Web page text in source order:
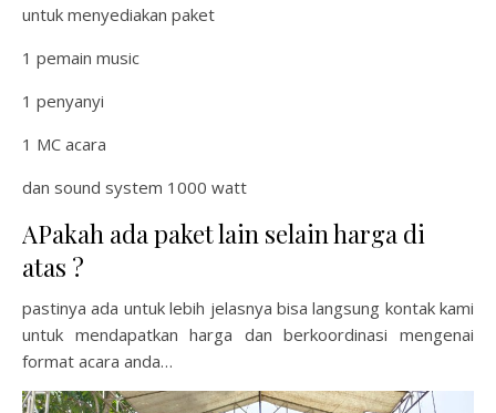
untuk menyediakan paket
1 pemain music
1 penyanyi
1 MC acara
dan sound system 1000 watt
APakah ada paket lain selain harga di
atas ?
pastinya ada untuk lebih jelasnya bisa langsung kontak kami
untuk mendapatkan harga dan berkoordinasi mengenai
format acara anda…